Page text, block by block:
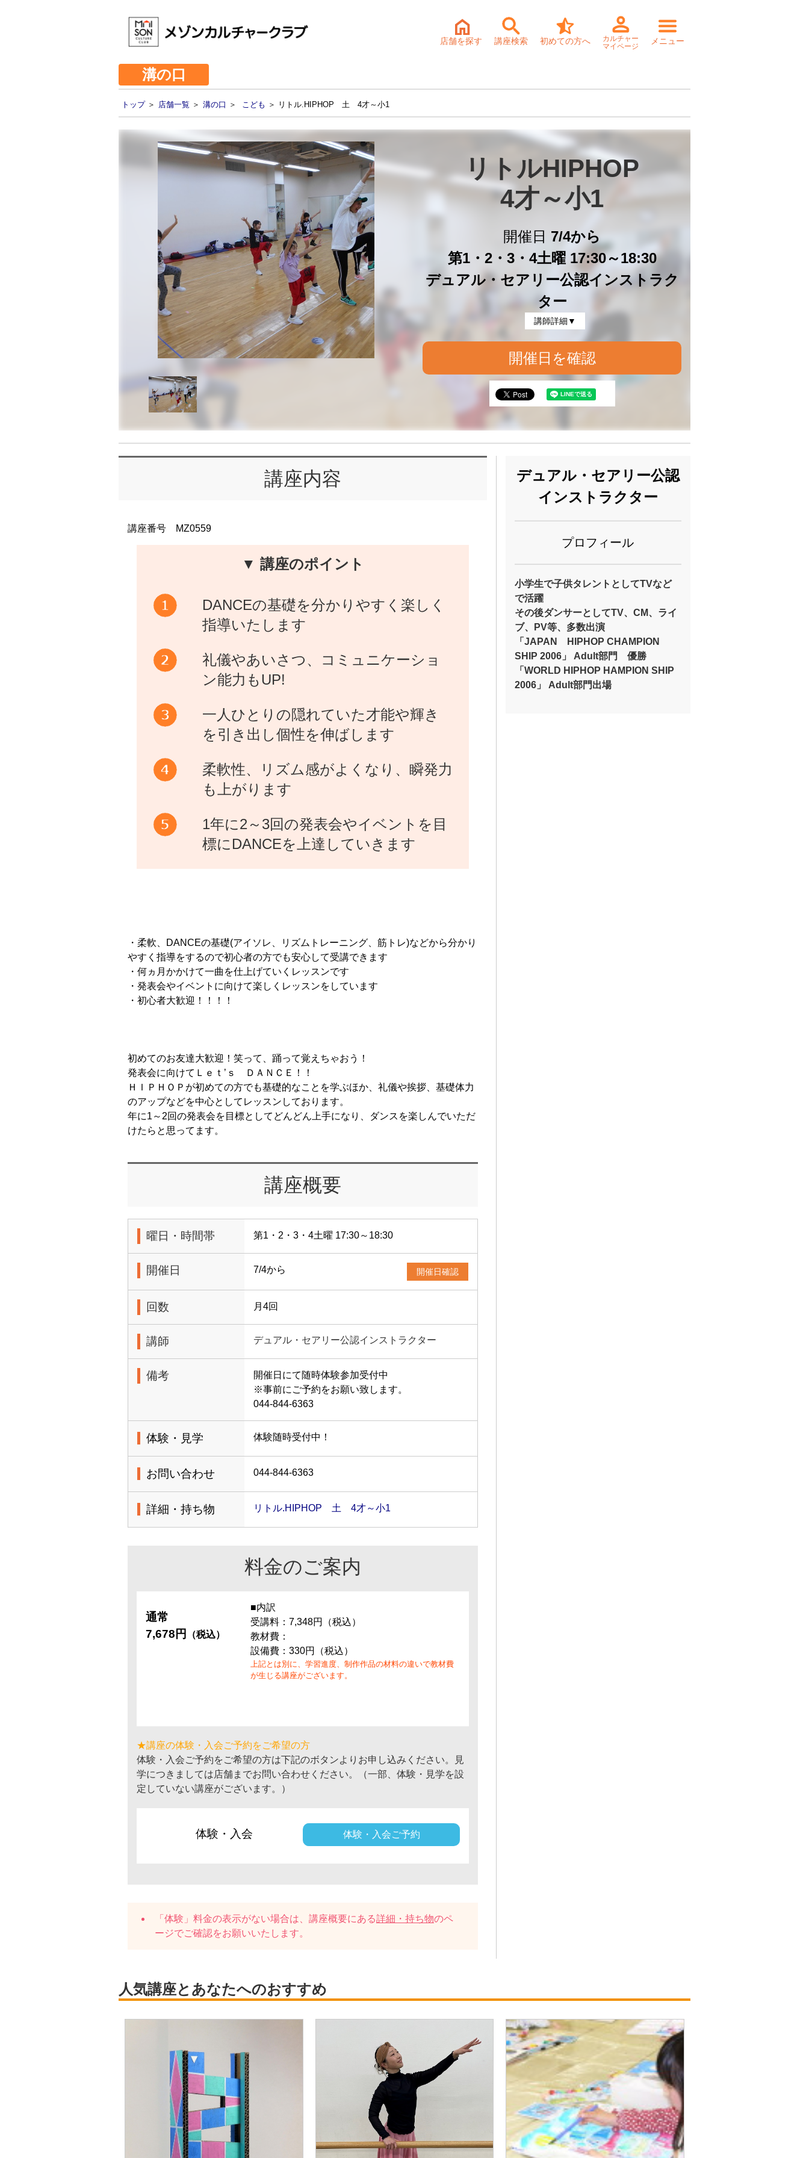
店舗を探す 講座検索 初めての方へ
カルチャー
マイページ
メニュー
溝の口
トップ＞ 店舗一覧 ＞ 溝の口 ＞ こども ＞ リトル.HIPHOP 土 4才～小1
リトルHIPHOP
4才～小1
開催日 7/4から
第1・2・3・4土曜 17:30～18:30
デュアル・セアリー公認インストラク
ター
講師詳細▼
開催日を確認
講座内容
講座番号 MZ0559
▼ 講座のポイント
DANCEの基礎を分かりやすく楽しく
指導いたします
礼儀やあいさつ、コミュニケーショ
ン能力もUP!
一人ひとりの隠れていた才能や輝き
を引き出し個性を伸ばします
柔軟性、リズム感がよくなり、瞬発力
も上がります
1年に2～3回の発表会やイベントを目
標にDANCEを上達していきます
・柔軟、DANCEの基礎(アイソレ、リズムトレーニング、筋トレ)などから分かり
やすく指導をするので初心者の方でも安心して受講できます
・何ヵ月かかけて一曲を仕上げていくレッスンです
・発表会やイベントに向けて楽しくレッスンをしています
・初心者大歓迎！！！！
初めてのお友達大歓迎！笑って、踊って覚えちゃおう！
発表会に向けてＬｅｔ’ｓ ＤＡＮＣＥ！！
ＨＩＰＨＯＰが初めての方でも基礎的なことを学ぶほか、礼儀や挨拶、基礎体力
のアップなどを中心としてレッスンしております。
年に1～2回の発表会を目標としてどんどん上手になり、ダンスを楽しんでいただ
けたらと思ってます。
講座概要
曜日・時間帯 第1・2・3・4土曜 17:30～18:30
開催日 7/4から 開催日確認
回数 月4回
講師 デュアル・セアリー公認インストラクター
備考
開催日にて随時体験参加受付中
※事前にご予約をお願い致します。
044-844-6363
体験・見学 体験随時受付中！
お問い合わせ 044-844-6363
詳細・持ち物 リトル.HIPHOP 土 4才～小1
料金のご案内
通常
7,678円
（税込）
■内訳
受講料：7,348円（税込）
教材費：
設備費：330円（税込）
上記とは別に、学習進度、制作作品の材料の違いで教材費
が生じる講座がございます。
★講座の体験・入会ご予約をご希望の方
体験・入会ご予約をご希望の方は下記のボタンよりお申し込みください。見
学につきましては店舗までお問い合わせください。（一部、体験・見学を設
定していない講座がございます。）
体験・入会 体験・入会ご予約
「体験」料金の表示がない場合は、講座概要にある詳細・持ち物のペ
ージでご確認をお願いいたします。
デュアル・セアリー公認
インストラクター
プロフィール
小学生で子供タレントとしてTVなど
で活躍
その後ダンサーとしてTV、CM、ライ
ブ、PV等、多数出演
「JAPAN HIPHOP CHAMPION
SHIP 2006」 Adult部門 優勝
「WORLD HIPHOP HAMPION SHIP
2006」 Adult部門出場